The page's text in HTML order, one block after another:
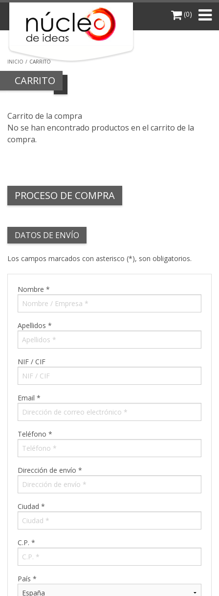
(0)
INICIO CARRITO
CARRITO
Carrito de la compra
No se han encontrado productos en el carrito de la
compra.
PROCESO DE COMPRA
DATOS DE ENVÍO
Los campos marcados con asterisco (*), son obligatorios.
Nombre *
Apellidos *
NIF / CIF
Email *
Teléfono *
Dirección de envío *
Ciudad *
C.P. *
País *